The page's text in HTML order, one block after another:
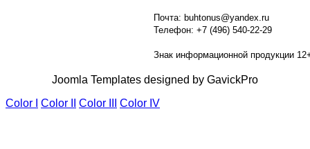
Почта: buhtonus@yandex.ru
Телефон: +7 (496) 540-22-29
Знак информационной продукции
Joomla Templates designed by GavickPro
Color I
Color II Color III Color IV